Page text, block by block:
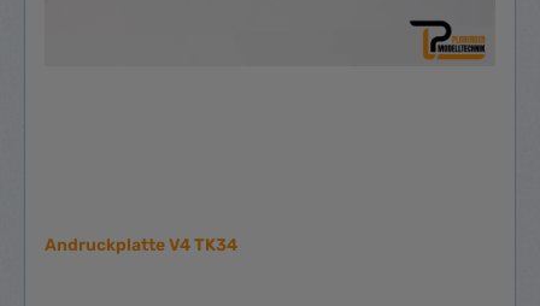
Andruckplatte V4 TK34